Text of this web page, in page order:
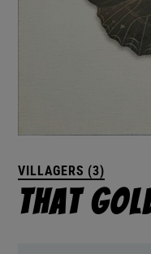
VILLAGERS (3)
That